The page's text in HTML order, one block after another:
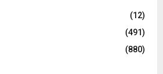
(12)
(491)
(880)